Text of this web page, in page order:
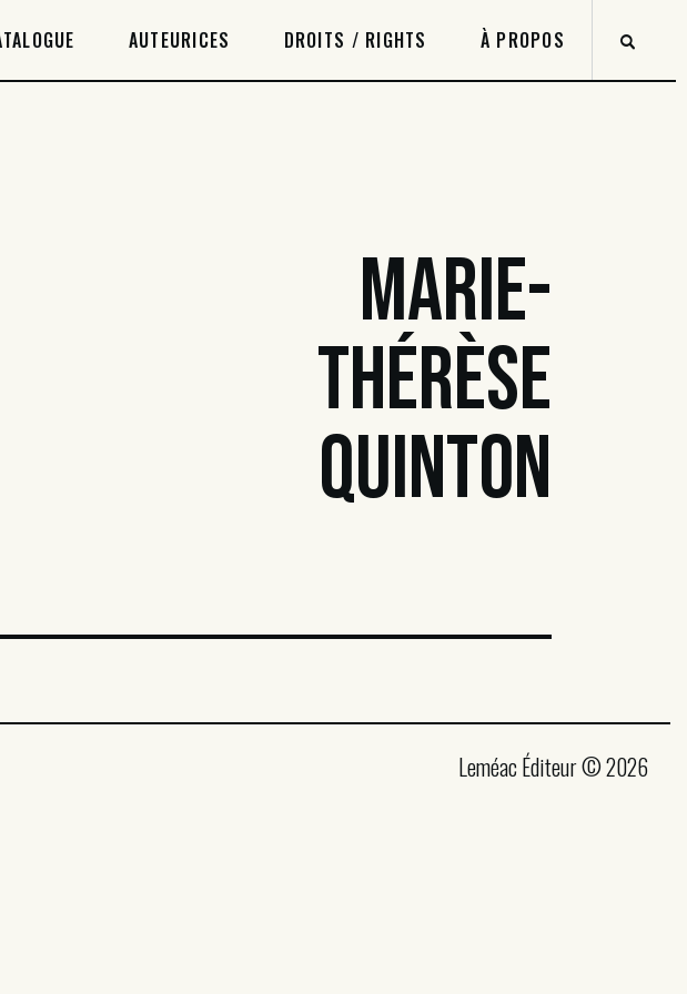
AUTEURICES DROITS / RIGHTS À PROPOS
MARIE-
THÉRÈSE
QUINTON
Leméac Éditeur © 2026